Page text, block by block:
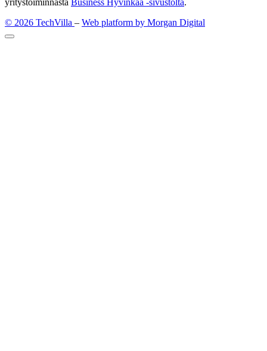
yritystoiminnasta Business Hyvinkää -sivustolta.
© 2026 TechVilla – Web platform by Morgan Digital
Takaisin